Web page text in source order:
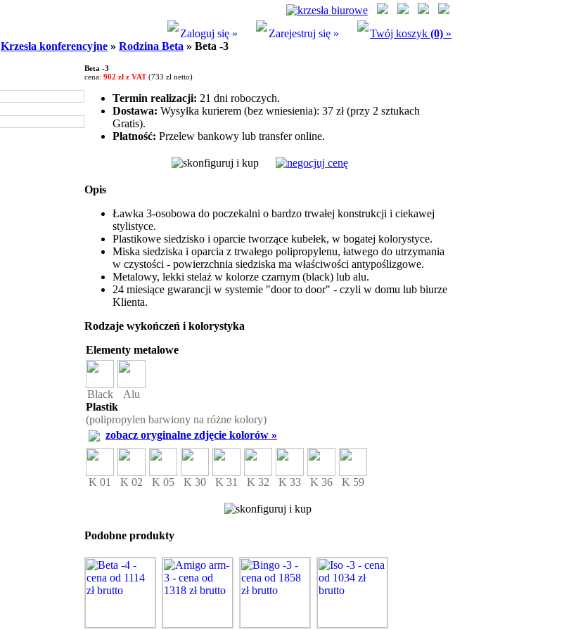
Zaloguj się »
Zarejestruj się » Twój koszyk (0) »
Krzesła konferencyjne » Rodzina Beta » Beta -3
Beta -3
cena: 902 zł z VAT(733 zł netto)
Termin realizacji: 21 dni roboczych.
Dostawa: Wysyłka kurierem (bez wniesienia): 37 zł (przy 2 sztukach
Gratis).
Płatność: Przelew bankowy lub transfer online.
Opis
Ławka 3-osobowa do poczekalni o bardzo trwałej konstrukcji i ciekawej
stylistyce.
Plastikowe siedzisko i oparcie tworzące kubełek, w bogatej kolorystyce.
Miska siedziska i oparcia z trwałego polipropylenu, łatwego do utrzymania
w czystości - powierzchnia siedziska ma właściwości antypoślizgowe.
Metalowy, lekki stelaż w kolorze czarnym (black) lub alu.
24 miesiące gwarancji w systemie "door to door" - czyli w domu lub biurze
Klienta.
Rodzaje wykończeń i kolorystyka
Elementy metalowe
Black
Alu
Plastik
(polipropylen barwiony na różne kolory)
zobacz oryginalne zdjęcie kolorów »
K 01 K 02 K 05 K 30 K 31 K 32 K 33 K 36 K 59
Podobne produkty